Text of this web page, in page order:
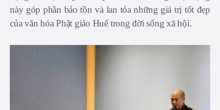
này góp phần bảo tồn và lan tỏa những giá trị tốt đẹp
của văn hóa Phật giáo Huế trong đời sống xã hội.